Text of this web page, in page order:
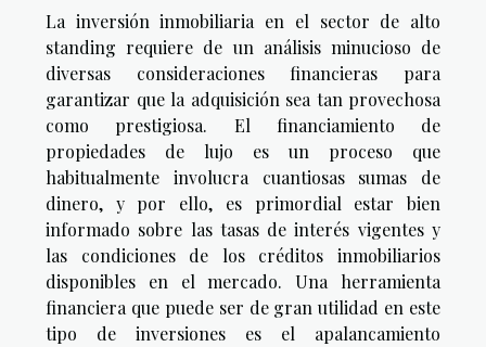
La inversión inmobiliaria en el sector de alto
standing requiere de un análisis minucioso de
diversas consideraciones financieras para
garantizar que la adquisición sea tan provechosa
como prestigiosa. El financiamiento de
propiedades de lujo es un proceso que
habitualmente involucra cuantiosas sumas de
dinero, y por ello, es primordial estar bien
informado sobre las tasas de interés vigentes y
las condiciones de los créditos inmobiliarios
disponibles en el mercado. Una herramienta
financiera que puede ser de gran utilidad en este
tipo de inversiones es el apalancamiento